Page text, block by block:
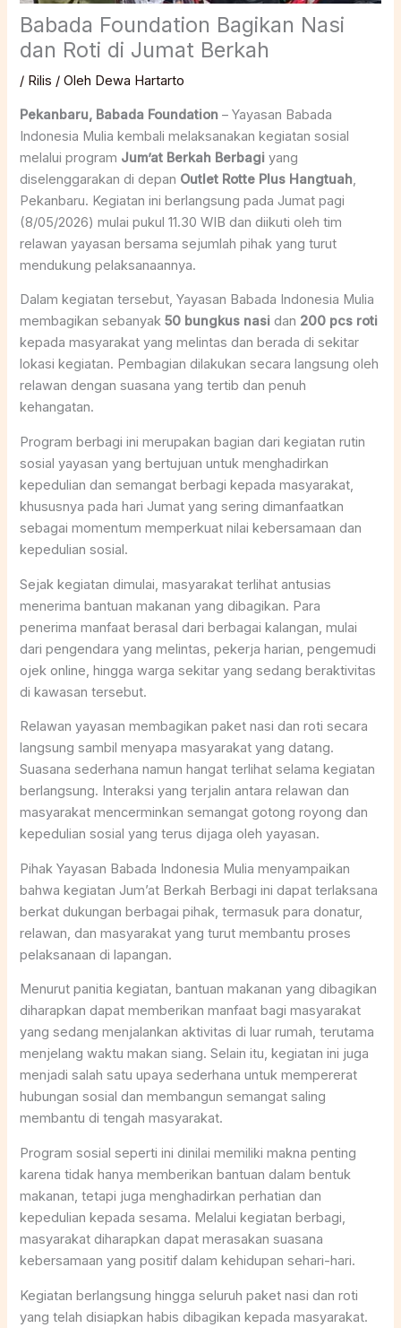
Babada Foundation Bagikan Nasi
dan Roti di Jumat Berkah
/ Rilis / Oleh Dewa Hartarto
Pekanbaru, Babada Foundation – Yayasan Babada
Indonesia Mulia kembali melaksanakan kegiatan sosial
melalui program Jum’at Berkah Berbagi yang
diselenggarakan di depan Outlet Rotte Plus Hangtuah,
Pekanbaru. Kegiatan ini berlangsung pada Jumat pagi
(8/05/2026) mulai pukul 11.30 WIB dan diikuti oleh tim
relawan yayasan bersama sejumlah pihak yang turut
mendukung pelaksanaannya.
Dalam kegiatan tersebut, Yayasan Babada Indonesia Mulia
membagikan sebanyak50 bungkus nasi dan 200 pcs roti
kepada masyarakat yang melintas dan berada di sekitar
lokasi kegiatan. Pembagian dilakukan secara langsung oleh
relawan dengan suasana yang tertib dan penuh
kehangatan.
Program berbagi ini merupakan bagian dari kegiatan rutin
sosial yayasan yang bertujuan untuk menghadirkan
kepedulian dan semangat berbagi kepada masyarakat,
khususnya pada hari Jumat yang sering dimanfaatkan
sebagai momentum memperkuat nilai kebersamaan dan
kepedulian sosial.
Sejak kegiatan dimulai, masyarakat terlihat antusias
menerima bantuan makanan yang dibagikan. Para
penerima manfaat berasal dari berbagai kalangan, mulai
dari pengendara yang melintas, pekerja harian, pengemudi
ojek online, hingga warga sekitar yang sedang beraktivitas
di kawasan tersebut.
Relawan yayasan membagikan paket nasi dan roti secara
langsung sambil menyapa masyarakat yang datang.
Suasana sederhana namun hangat terlihat selama kegiatan
berlangsung. Interaksi yang terjalin antara relawan dan
masyarakat mencerminkan semangat gotong royong dan
kepedulian sosial yang terus dijaga oleh yayasan.
Pihak Yayasan Babada Indonesia Mulia menyampaikan
bahwa kegiatan Jum’at Berkah Berbagi ini dapat terlaksana
berkat dukungan berbagai pihak, termasuk para donatur,
relawan, dan masyarakat yang turut membantu proses
pelaksanaan di lapangan.
Menurut panitia kegiatan, bantuan makanan yang dibagikan
diharapkan dapat memberikan manfaat bagi masyarakat
yang sedang menjalankan aktivitas di luar rumah, terutama
menjelang waktu makan siang. Selain itu, kegiatan ini juga
menjadi salah satu upaya sederhana untuk mempererat
hubungan sosial dan membangun semangat saling
membantu di tengah masyarakat.
Program sosial seperti ini dinilai memiliki makna penting
karena tidak hanya memberikan bantuan dalam bentuk
makanan, tetapi juga menghadirkan perhatian dan
kepedulian kepada sesama. Melalui kegiatan berbagi,
masyarakat diharapkan dapat merasakan suasana
kebersamaan yang positif dalam kehidupan sehari-hari.
Kegiatan berlangsung hingga seluruh paket nasi dan roti
yang telah disiapkan habis dibagikan kepada masyarakat.